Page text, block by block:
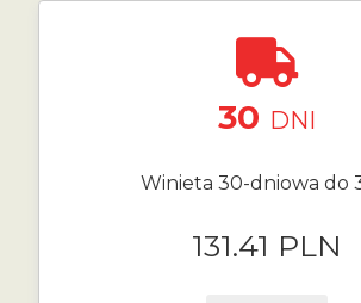
30 DNI
Winieta 30-dniowa do
131.41 PLN